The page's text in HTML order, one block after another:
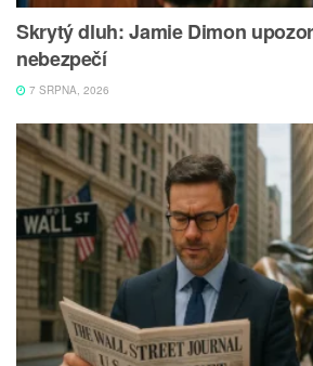
Skrytý dluh: Jamie Dimon
nebezpečí
7 SRPNA, 2026